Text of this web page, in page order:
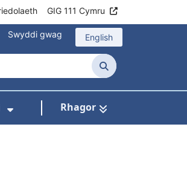
GIG 111 Cymru
Swyddi gwag English
Chwilio
Rhagor